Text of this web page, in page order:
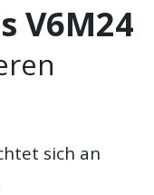
V6M24
sich an